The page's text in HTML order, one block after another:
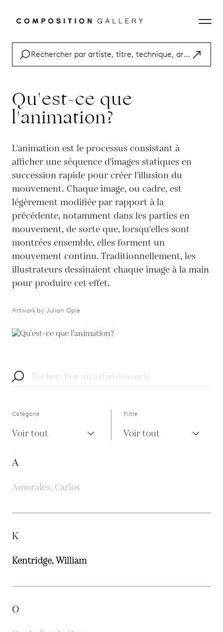
Qu'est-ce que
l'animation?
L'animation est le processus consistant à
afficher une séquence d'images statiques en
succession rapide pour créer l'illusion du
mouvement. Chaque image, ou cadre, est
légèrement modifiée par rapport à la
précédente, notamment dans les parties en
mouvement, de sorte que, lorsqu'elles sont
montrées ensemble, elles forment un
mouvement continu. Traditionnellement, les
illustrateurs dessinaient chaque image à la main
pour produire cet effet.
Artwork by Julian Opie
Catégorie
Voir tout
Filtre
Voir tout
A
Amorales, Carlos
K
Kentridge, William
O